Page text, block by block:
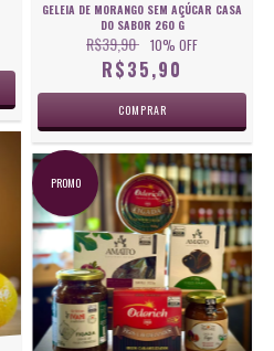
GELEIA DE MORANGO SEM AÇÚCAR CASA
DO SABOR 260 G
R$39,90 10% OFF
R$35,90
PROMO